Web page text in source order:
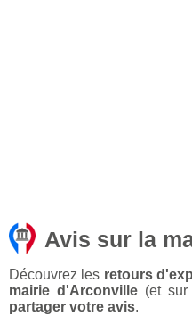
Avis sur la
Découvrez les retours
mairie d'Arconville(et sur
partager votre avis.